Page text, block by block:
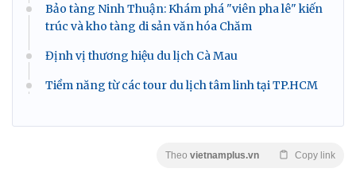
Bảo tàng Ninh Thuận: Khám phá "viên pha lê" kiến
trúc và kho tàng di sản văn hóa Chăm
Định vị thương hiệu du lịch Cà Mau
Tiềm năng từ các tour du lịch tâm linh tại TP.HCM
Theo vietnamplus.vn Copy link